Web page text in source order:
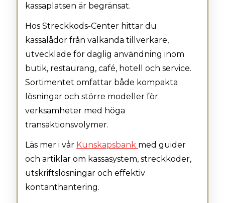
kassaplatsen är begränsat.
Hos Streckkods-Center hittar du
kassalådor från välkända tillverkare,
utvecklade för daglig användning inom
butik, restaurang, café, hotell och service.
Sortimentet omfattar både kompakta
lösningar och större modeller för
verksamheter med höga
transaktionsvolymer.
Läs mer i vår Kunskapsbank med guider
och artiklar om kassasystem, streckkoder,
utskriftslösningar och effektiv
kontanthantering.